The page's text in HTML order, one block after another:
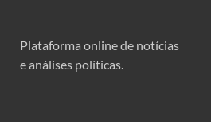
Plataforma online de notícias
e análises políticas.